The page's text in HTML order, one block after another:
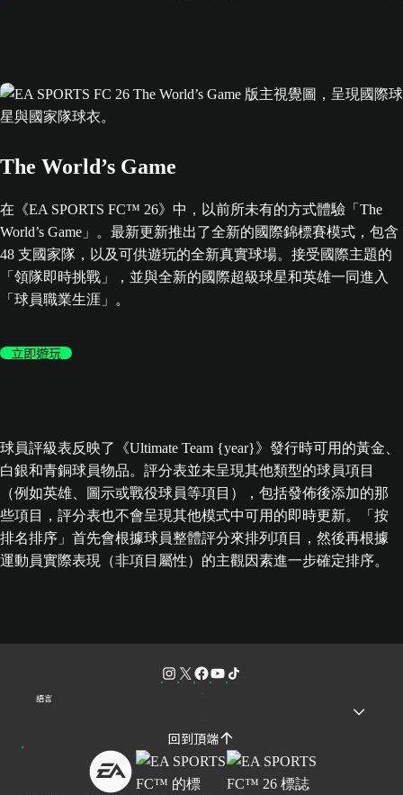
The World’s Game
在《EA SPORTS FC™ 26》中，以前所未有的方式體驗「The
World’s Game」。最新更新推出了全新的國際錦標賽模式，包含
48 支國家隊，以及可供遊玩的全新真實球場。接受國際主題的
「領隊即時挑戰」，並與全新的國際超級球星和英雄一同進入
「球員職業生涯」。
立即遊玩
球員評級表反映了《Ultimate Team {year}》發行時可用的黃金、
白銀和青銅球員物品。評分表並未呈現其他類型的球員項目
（例如英雄、圖示或戰役球員等項目），包括發佈後添加的那
些項目，評分表也不會呈現其他模式中可用的即時更新。「按
排名排序」首先會根據球員整體評分來排列項目，然後再根據
運動員實際表現（非項目屬性）的主觀因素進一步確定排序。
語言
回到頂端